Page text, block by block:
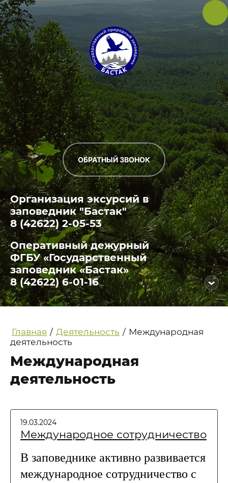
ОБРАТНЫЙ ЗВОНОК
Организация эксурсий в
заповедник "Бастак"
8 (42622) 2-05-53
Оперативный дежурный
ФГБУ «Государственный
заповедник «Бастак»
8 (42622) 6-01-16
Главная / Деятельность / Международная
деятельность
Международная
деятельность
19.03.2024
Международное сотрудничество
В заповеднике активно развивается
международное сотрудничество с